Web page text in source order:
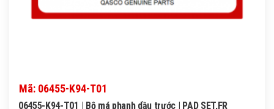
Mã: 06455-K94-T01
06455-K94-T01 | Bộ má phanh dầu trước | PAD SET,FR